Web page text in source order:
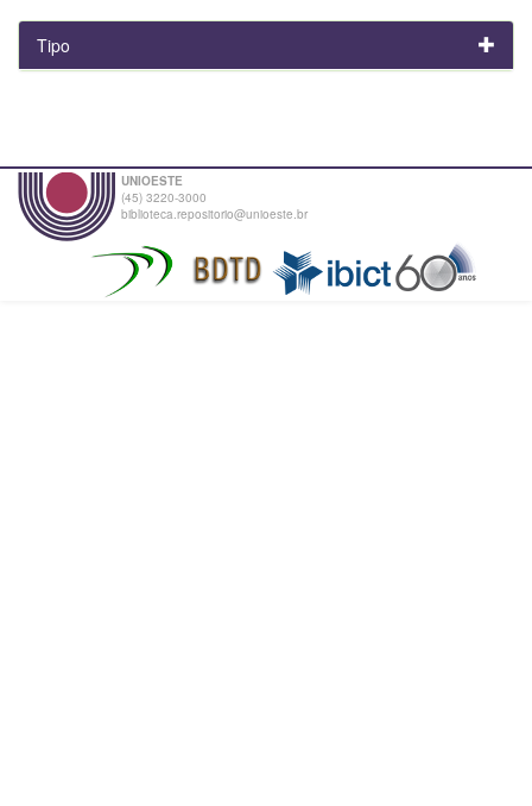
Tipo
UNIOESTE
(45) 3220-3000
biblioteca.repositorio@unioeste.br